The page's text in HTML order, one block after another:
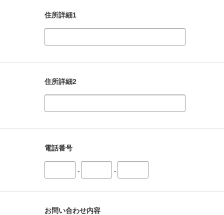
住所詳細1
住所詳細2
電話番号
- -
お問い合わせ内容